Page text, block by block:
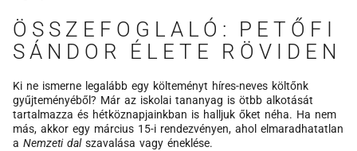
ÖSSZEFOGLALÓ: PETŐFI
SÁNDOR ÉLETE RÖVIDEN
Ki ne ismerne legalább egy költeményt híres-neves költőnk
gyűjteményéből? Már az iskolai tananyag is ötbb alkotását
tartalmazza és hétköznapjainkban is halljuk őket néha. Ha nem
más, akkor egy március 15-i rendezvényen, ahol elmaradhatatlan
a Nemzeti dalszavalása vagy éneklése.